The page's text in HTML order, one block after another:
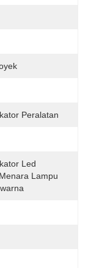
Peralatan
Led
Lampu